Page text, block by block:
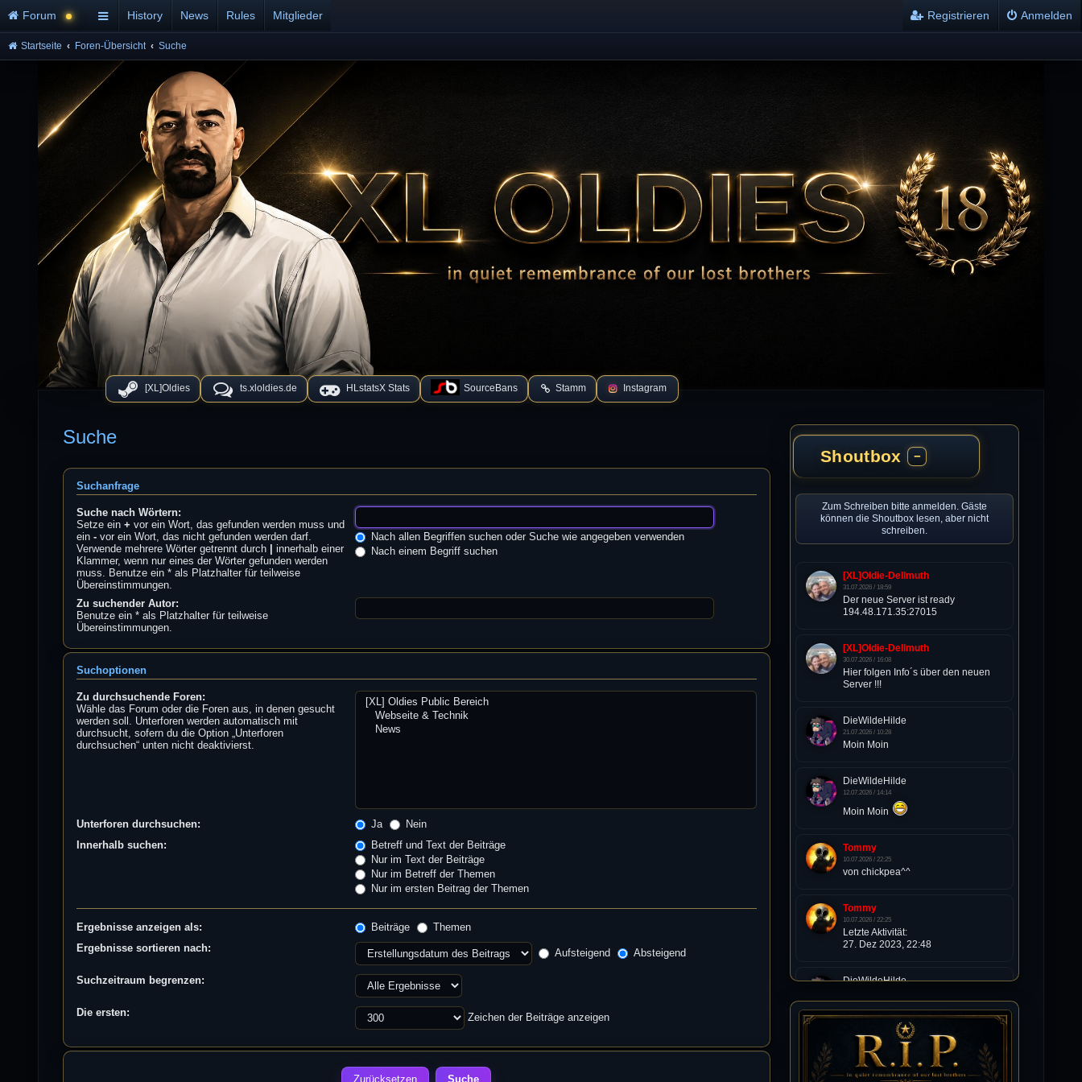
[XL]Oldies ts.xloldies.de HLstatsX Stats SourceBans Stamm Instagram
Forum History News Rules Mitglieder Anmelden
Registrieren
Startseite Foren-Übersicht Suche
Suche
Suchanfrage
Suche nach Wörtern:
Setze ein+ vor ein Wort, das gefunden werden muss und
ein- vor ein Wort, das nicht gefunden werden darf.
Verwende mehrere Wörter getrennt durch
innerhalb einer
Klammer, wenn nur eines der Wörter gefunden werden
muss. Benutze ein * als Platzhalter für teilweise
Übereinstimmungen.
Nach allen Begriffen suchen oder Suche wie angegeben verwenden
Nach einem Begriff suchen
Zu suchender Autor:
Benutze ein * als Platzhalter für teilweise
Übereinstimmungen.
Suchoptionen
Zu durchsuchende Foren:
Wähle das Forum oder die Foren aus, in denen gesucht
werden soll. Unterforen werden automatisch mit
durchsucht, sofern du die Option „Unterforen
durchsuchen“ unten nicht deaktivierst.
Unterforen durchsuchen: Ja
Nein
Innerhalb suchen:
Betreff und Text der Beiträge
Nur im Text der Beiträge
Nur im Betreff der Themen
Nur im ersten Beitrag der Themen
Ergebnisse anzeigen als: Beiträge
Themen
Ergebnisse sortieren nach:
Aufsteigend Absteigend
Suchzeitraum begrenzen:
Die ersten: Zeichen der Beiträge anzeigen
Shoutbox −
Zum Schreiben bitte anmelden. Gäste
können die Shoutbox lesen, aber nicht
schreiben.
[XL]Oldie-Dellmuth
31.07.2026 / 18:59
Der neue Server ist ready
194.48.171.35:27015
[XL]Oldie-Dellmuth
30.07.2026 / 16:08
Hier folgen Info´s über den neuen
Server !!!
DieWildeHilde
21.07.2026 / 10:28
Moin Moin
DieWildeHilde
12.07.2026 / 14:14
Moin Moin
Tommy
10.07.2026 / 22:25
von chickpea^^
Tommy
10.07.2026 / 22:25
Letzte Aktivität:
27. Dez 2023, 22:48
DieWildeHilde
Happy Birthday Chickpea
DieWildeHilde
10.07.2026 / 10:08
Hallo meine Lieben!